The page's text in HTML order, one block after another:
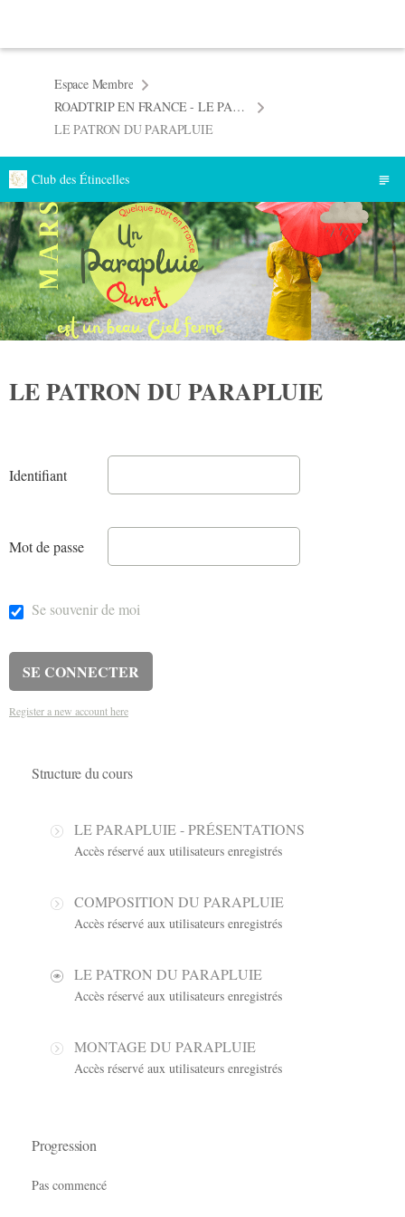
Espace Membre
ROADTRIP EN FRANCE - LE PARAPLUIE JOYEUX
LE PATRON DU PARAPLUIE
Club des Étincelles
LE PATRON DU PARAPLUIE
Identifiant
Mot de passe
Se souvenir de moi
Register a new account here
Structure du cours
LE PARAPLUIE - PRÉSENTATIONS
Accès réservé aux utilisateurs enregistrés
COMPOSITION DU PARAPLUIE
Accès réservé aux utilisateurs enregistrés
LE PATRON DU PARAPLUIE
Accès réservé aux utilisateurs enregistrés
MONTAGE DU PARAPLUIE
Accès réservé aux utilisateurs enregistrés
Progression
Pas commencé